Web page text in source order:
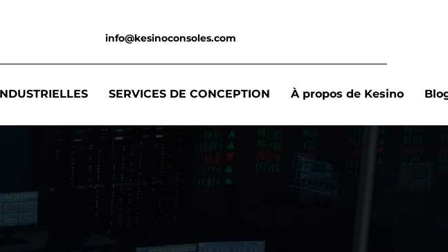
info@kesinoconsoles.com
SERVICES DE CONCEPTION À propos de Kesino